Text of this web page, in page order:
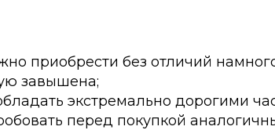
приобрести без отличий
завышена;
экстремально дорогими
перед покупкой